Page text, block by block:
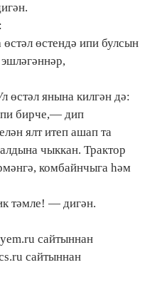
өстендә ипи булсын
өстәл янына килгән дә:
бирче,— дип
ялт итеп ашап та
чыккан. Трактор
комбайнчыга һәм
тәмле! — дигән.
сайтыннан
сайтыннан